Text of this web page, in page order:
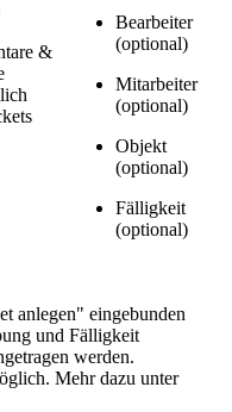
&
Bearbeiter
(optional)
Mitarbeiter
(optional)
Objekt
(optional)
Fälligkeit
(optional)
anlegen" eingebunden
und Fälligkeit
werden.
Mehr dazu unter